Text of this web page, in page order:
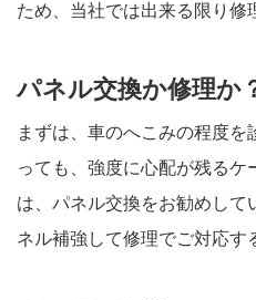
ため、当社では出来る限り修
パネル交換か修理か
まずは、車のへこみの程度
っても、強度に心配が残るケ
は、パネル交換をお勧めし
ネル補強して修理でご対応す